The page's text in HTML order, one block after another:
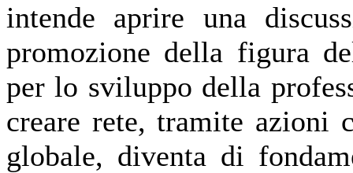
intende aprire una
promozione della figura
per lo sviluppo della
creare rete, tramite azioni
globale, diventa di